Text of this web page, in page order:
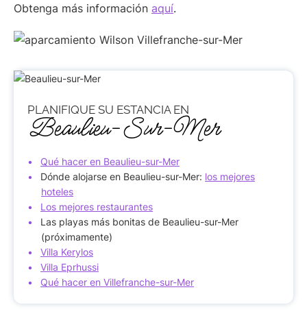
Obtenga más información aquí.
PLANIFIQUE SU ESTANCIA EN
Beaulieu-Sur-Mer
Qué hacer en Beaulieu-sur-Mer
Dónde alojarse en Beaulieu-sur-Mer: los mejores
hoteles
Los mejores restaurantes
Las playas más bonitas de Beaulieu-sur-Mer
(próximamente)
Villa Kerylos
Villa Eprhussi
Qué hacer en Villefranche-sur-Mer